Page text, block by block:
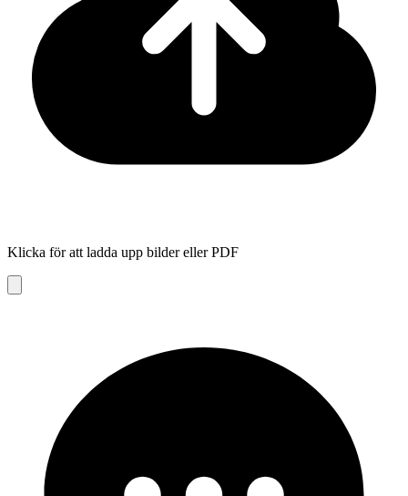
Klicka för att ladda upp bilder eller PDF